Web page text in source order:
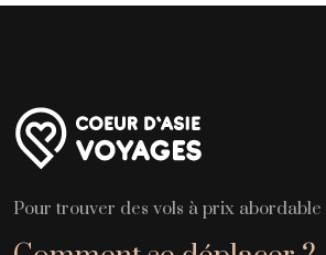
Pour trouver des vols à prix abordable